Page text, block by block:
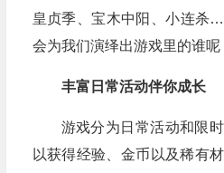
皇贞季、宝木中阳、小连杀
会为我们演绎出游戏里的谁呢
丰富日常活动伴你成长
游戏分为日常活动和限
以获得经验、金币以及稀有